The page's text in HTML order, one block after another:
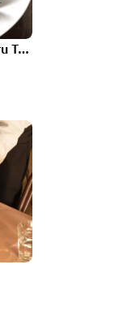
SABATINI de Firenze Daimaru Tokyo